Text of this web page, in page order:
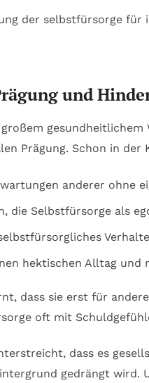
und
Prägung. Schon in
anderer ohne
die Selbstfürsorge als
hektischen Alltag und
dass sie erst für
oft mit
dass es
gedrängt wird.